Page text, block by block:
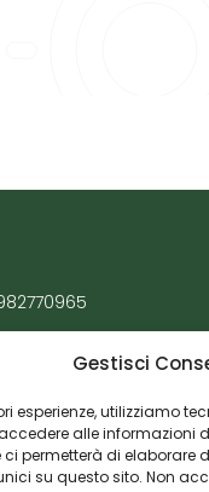
Gestisci
esperienze, utilizziamo
alle informazioni
permetterà di elaborare
su questo sito. Non